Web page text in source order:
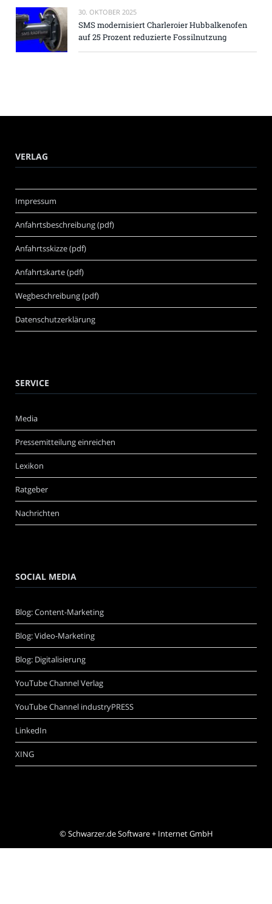
30. OKTOBER 2025
SMS modernisiert Charleroier Hubbalkenofen
auf 25 Prozent reduzierte Fossilnutzung
VERLAG
Impressum
Anfahrtsbeschreibung (pdf)
Anfahrtsskizze (pdf)
Anfahrtskarte (pdf)
Wegbeschreibung (pdf)
Datenschutzerklärung
SERVICE
Media
Pressemitteilung einreichen
Lexikon
Ratgeber
Nachrichten
SOCIAL MEDIA
Blog: Content-Marketing
Blog: Video-Marketing
Blog: Digitalisierung
YouTube Channel Verlag
YouTube Channel industryPRESS
LinkedIn
XING
©Schwarzer.de Software + Internet GmbH